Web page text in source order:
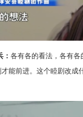
各有各的看法，各有
能前进。这个睦剧改